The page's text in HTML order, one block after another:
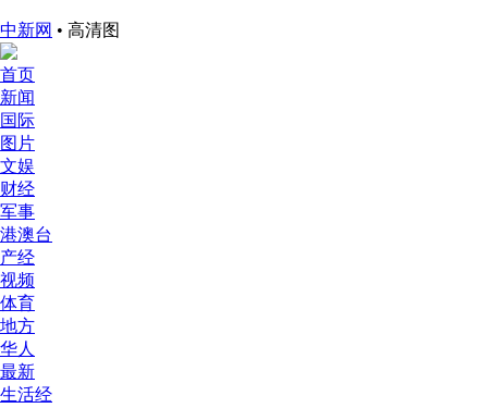
中新网 • 高清图
首页
新闻
国际
图片
文娱
财经
军事
港澳台
产经
视频
体育
地方
华人
最新
生活经